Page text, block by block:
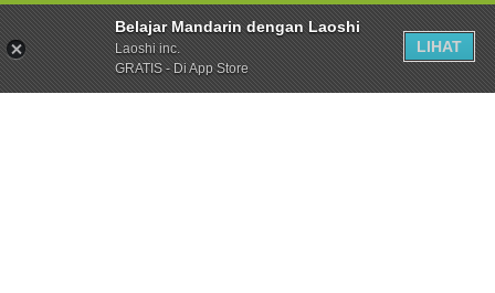
Belajar Mandarin dengan Laoshi
Laoshi inc.
GRATIS - Di App Store
LIHAT